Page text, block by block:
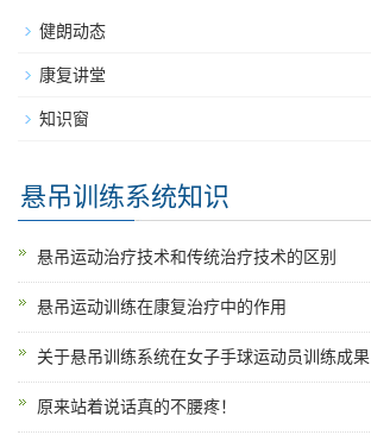
健朗动态
康复讲堂
知识窗
悬吊训练系统知识
悬吊运动治疗技术和传统治疗技术的区别
悬吊运动训练在康复治疗中的作用
关于悬吊训练系统在女子手球运动员训练成果
原来站着说话真的不腰疼！